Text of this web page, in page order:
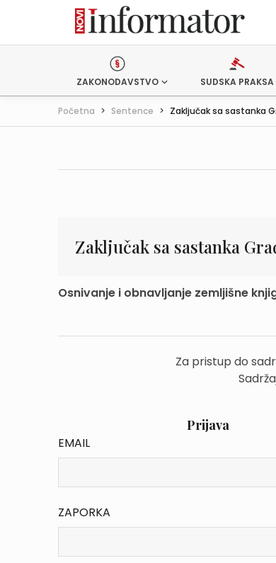
ZAKONODAVSTVO SUDSKA PRAKSA
Početna > Sentence > Zaključak sa sastanka
Zaključak sa sastanka
Osnivanje i obnavljanje zemljišne
Za pristup do
Prijava
EMAIL
ZAPORKA